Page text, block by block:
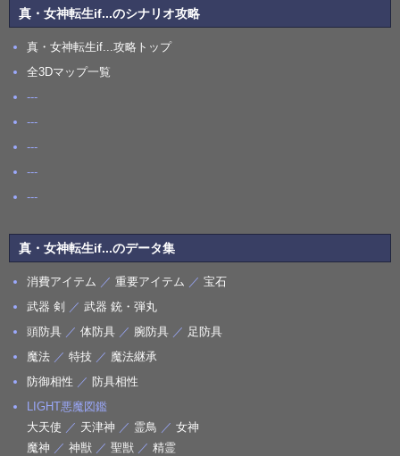
真・女神転生if...のシナリオ攻略
真・女神転生if...攻略トップ
全3Dマップ一覧
---
---
---
---
---
真・女神転生if...のデータ集
消費アイテム ／ 重要アイテム ／ 宝石
武器 剣 ／ 武器 銃・弾丸
頭防具 ／ 体防具 ／ 腕防具 ／ 足防具
魔法 ／ 特技 ／ 魔法継承
防御相性 ／ 防具相性
LIGHT悪魔図鑑
大天使 ／ 天津神 ／ 霊鳥 ／ 女神
魔神 ／ 神獣 ／ 聖獣 ／ 精霊